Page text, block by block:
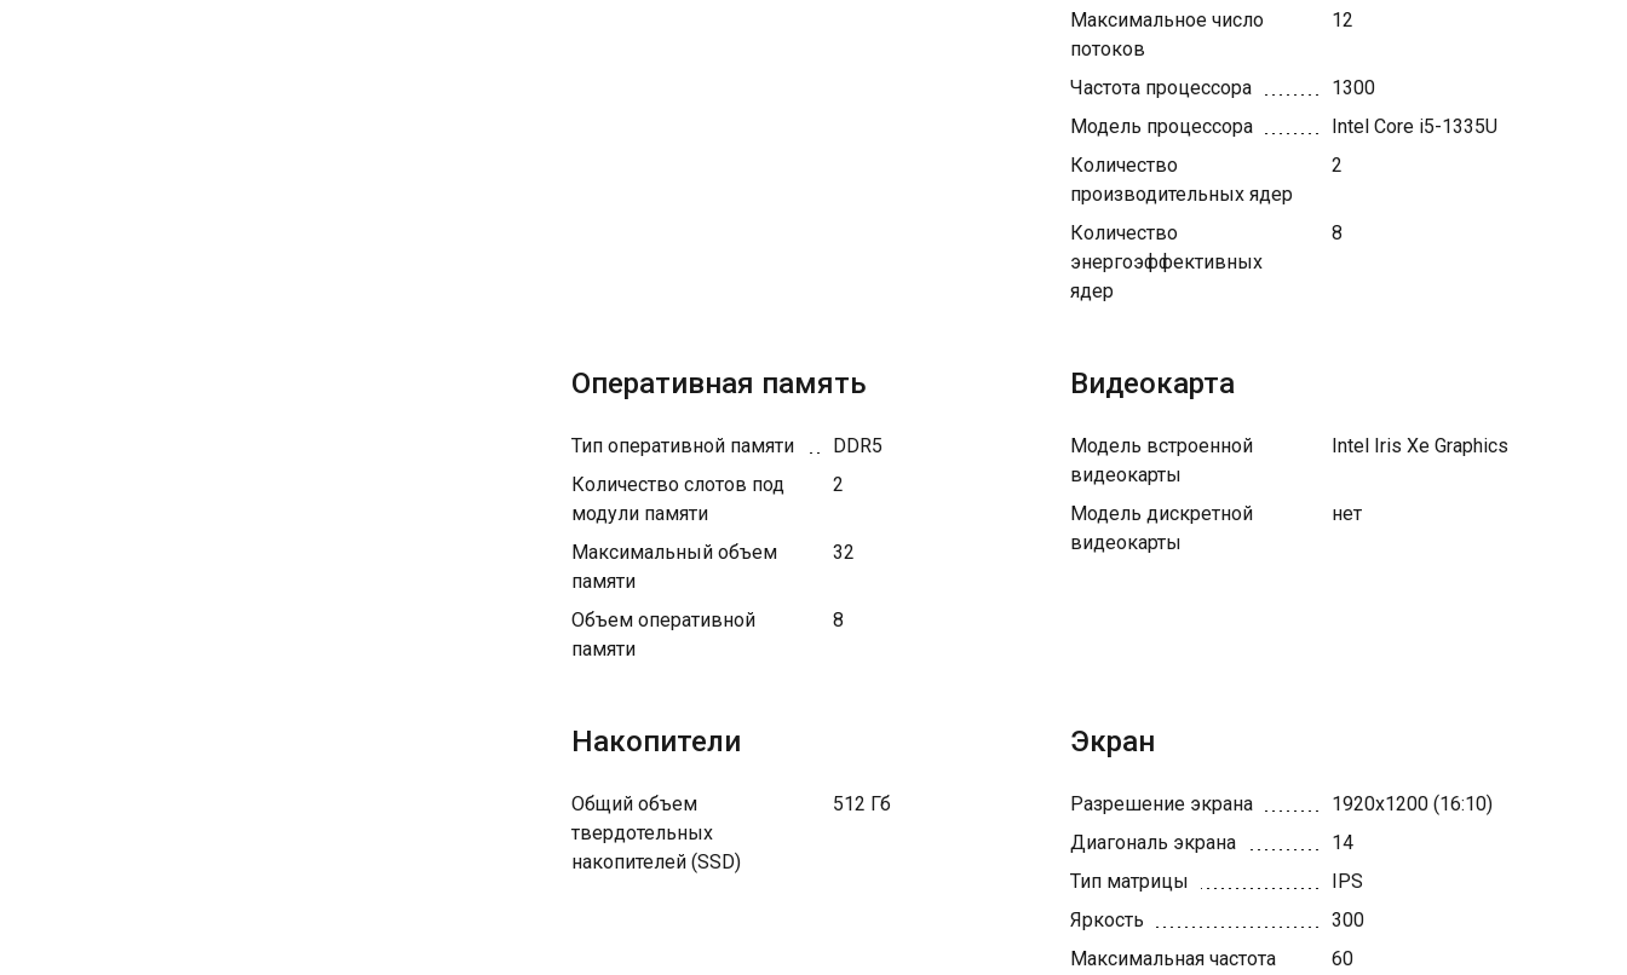
Максимальное число
потоков
12
Частота процессора
1300
Модель процессора
Intel Core i5-1335U
Количество
производительных ядер
2
Количество
энергоэффективных
ядер
8
Оперативная память
Тип оперативной памяти
DDR5
Количество слотов под
модули памяти
2
Максимальный объем
памяти
32
Объем оперативной
памяти
8
Видеокарта
Модель встроенной
видеокарты
Intel Iris Xe Graphics
Модель дискретной
видеокарты
нет
Накопители
Общий объем
твердотельных
накопителей (SSD)
512 Гб
Экран
Разрешение экрана
1920x1200 (16:10)
Диагональ экрана
14
Тип матрицы
IPS
Яркость
300
Максимальная частота
60